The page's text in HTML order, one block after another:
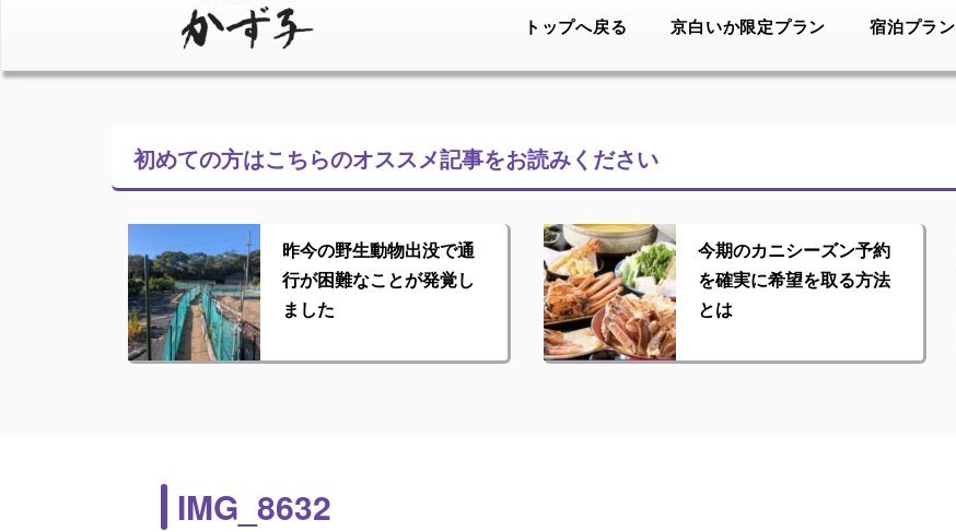
トップへ戻る 京白いか限定プラン 宿泊プラン
初めての方はこちらのオススメ記事をお読みください
昨今の野生動物出没で通
行が困難なことが発覚し
ました
今期のカニシーズン予約
を確実に希望を取る方法
とは
IMG_8632